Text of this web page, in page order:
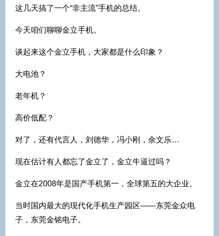
这几天搞了一个“非主流”手机的总结。
今天咱们聊聊金立手机。
谈起来这个金立手机，大家都是什么印象？
大电池？
老年机？
高价低配？
对了，还有代言人，刘德华，冯小刚，余文乐…
现在估计有人都忘了金立了，金立牛逼过吗？
金立在2008年是国产手机第一，全球第五的大企业。
当时国内最大的现代化手机生产园区——东莞金众电
子，东莞金铭电子。